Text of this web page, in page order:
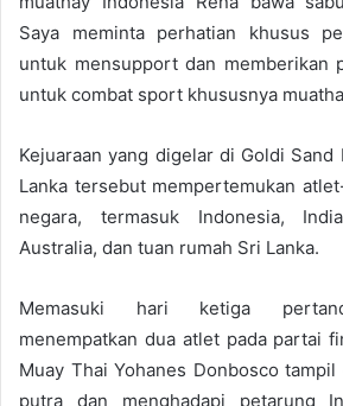
Saya meminta perhatian khusus
untuk mensupport dan memberikan
untuk combat sport khususnya
Kejuaraan yang digelar di Goldi Sand
Lanka tersebut mempertemukan
negara, termasuk Indonesia,
Australia, dan tuan rumah Sri Lanka.
Memasuki hari ketiga
menempatkan dua atlet pada partai
Muay Thai Yohanes Donbosco
putra dan menghadapi petarung